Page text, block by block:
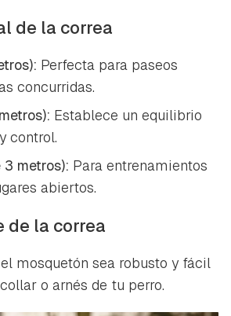
de la correa
Perfecta para paseos
concurridas.
Establece un equilibrio
control.
3 metros): Para entrenamientos
abiertos.
de la correa
mosquetón sea robusto y fácil
o arnés de tu perro.